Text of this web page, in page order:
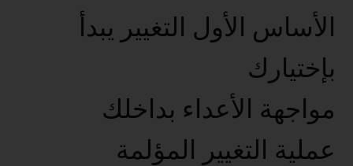
الأساس الأول التغيير يبدأ
بإختيارك
مواجهة الأعداء بداخلك
عملية التغيير المؤلمة